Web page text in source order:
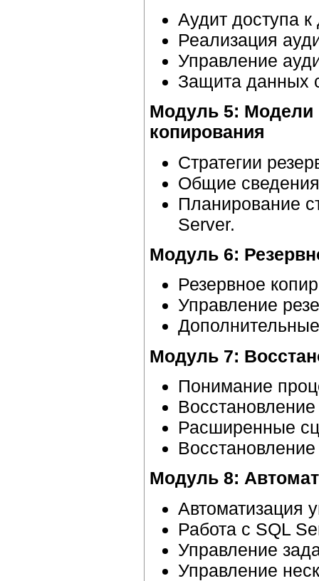
Аудит доступа
Реализация
Управление
Защита данных
Модуль 5: Модели
копирования
Стратегии
Общие
Планирование
Server.
Модуль 6:
Резервное
Управление
Модуль 7:
Понимание
Расширенные
Модуль 8:
Автоматизация
Работа с SQL
Управление
Управление